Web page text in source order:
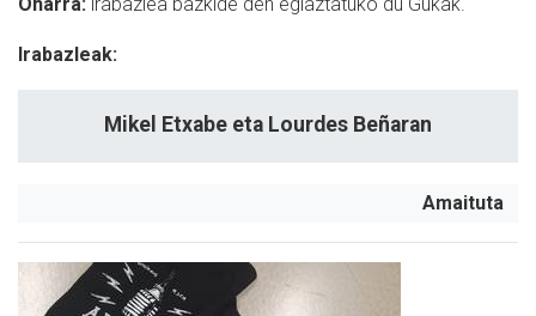
Irabazleak:
Mikel Etxabe eta Lourdes Beñaran
Amaituta